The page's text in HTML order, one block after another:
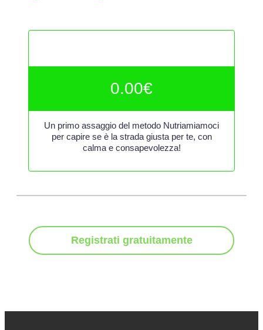
0.00€
Un primo assaggio del metodo Nutriamiamoci
per capire se è la strada giusta per te, con
calma e consapevolezza!
Registrati gratuitamente